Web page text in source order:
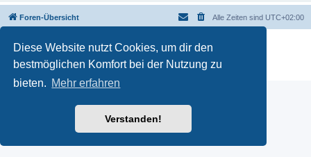
Diese Website nutzt Cookies, um dir den
bestmöglichen Komfort bei der Nutzung zu
bieten. Mehr erfahren
Verstanden!
Foren-Übersicht Alle Zeiten sind UTC+02:00
Powered by phpBB
® Forum Software © phpBB Limited
Deutsche Übersetzung durch
Datenschutz|Nutzungsbedingungen